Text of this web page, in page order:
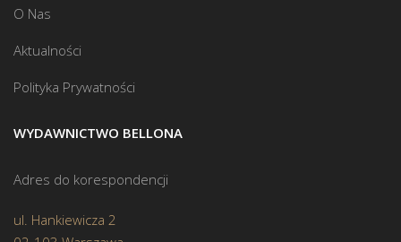
O Nas
Aktualności
Polityka Prywatności
WYDAWNICTWO BELLONA
Adres do korespondencji
ul. Hankiewicza 2